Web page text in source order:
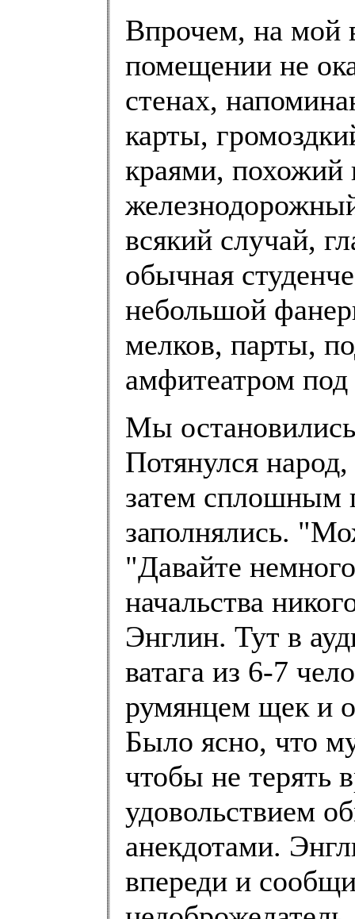
Впрочем, на мой
помещении не
стенах,
карты,
краями, похожий
всякий случай,
обычная
небольшой
мелков, парты,
амфитеатром
Мы
Потянулся
затем сплошным
заполнялись.
"Давайте
начальства
Энглин. Тут в
ватага из 6-7
румянцем щек и
Было ясно, что
чтобы не терять
удовольствием
анекдотами.
впереди и